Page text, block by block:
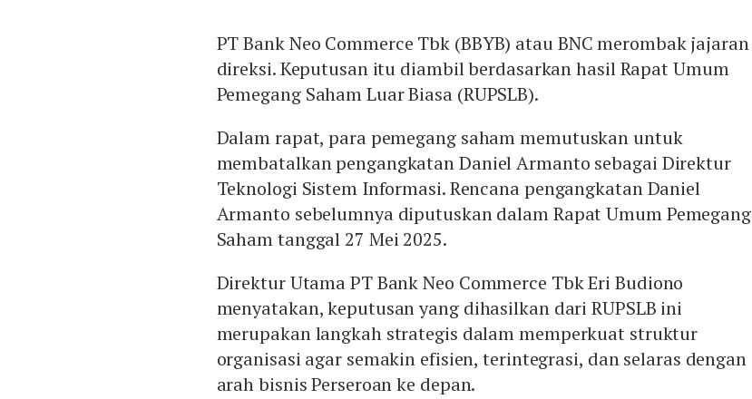
PT Bank Neo Commerce Tbk (BBYB) atau BNC merombak jajaran
direksi. Keputusan itu diambil berdasarkan hasil Rapat Umum
Pemegang Saham Luar Biasa (RUPSLB).
Dalam rapat, para pemegang saham memutuskan untuk
membatalkan pengangkatan Daniel Armanto sebagai Direktur
Teknologi Sistem Informasi. Rencana pengangkatan Daniel
Armanto sebelumnya diputuskan dalam Rapat Umum Pemegang
Saham tanggal 27 Mei 2025.
Direktur Utama PT Bank Neo Commerce Tbk Eri Budiono
menyatakan, keputusan yang dihasilkan dari RUPSLB ini
merupakan langkah strategis dalam memperkuat struktur
organisasi agar semakin efisien, terintegrasi, dan selaras dengan
arah bisnis Perseroan ke depan.